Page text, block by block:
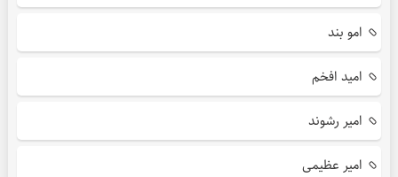
امو بند
امید افخم
امیر رشوند
امیر عظیمی